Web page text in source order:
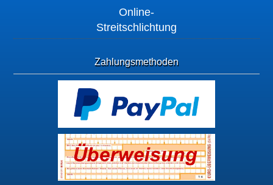
Online-
Streitschlichtung
Zahlungsmethoden